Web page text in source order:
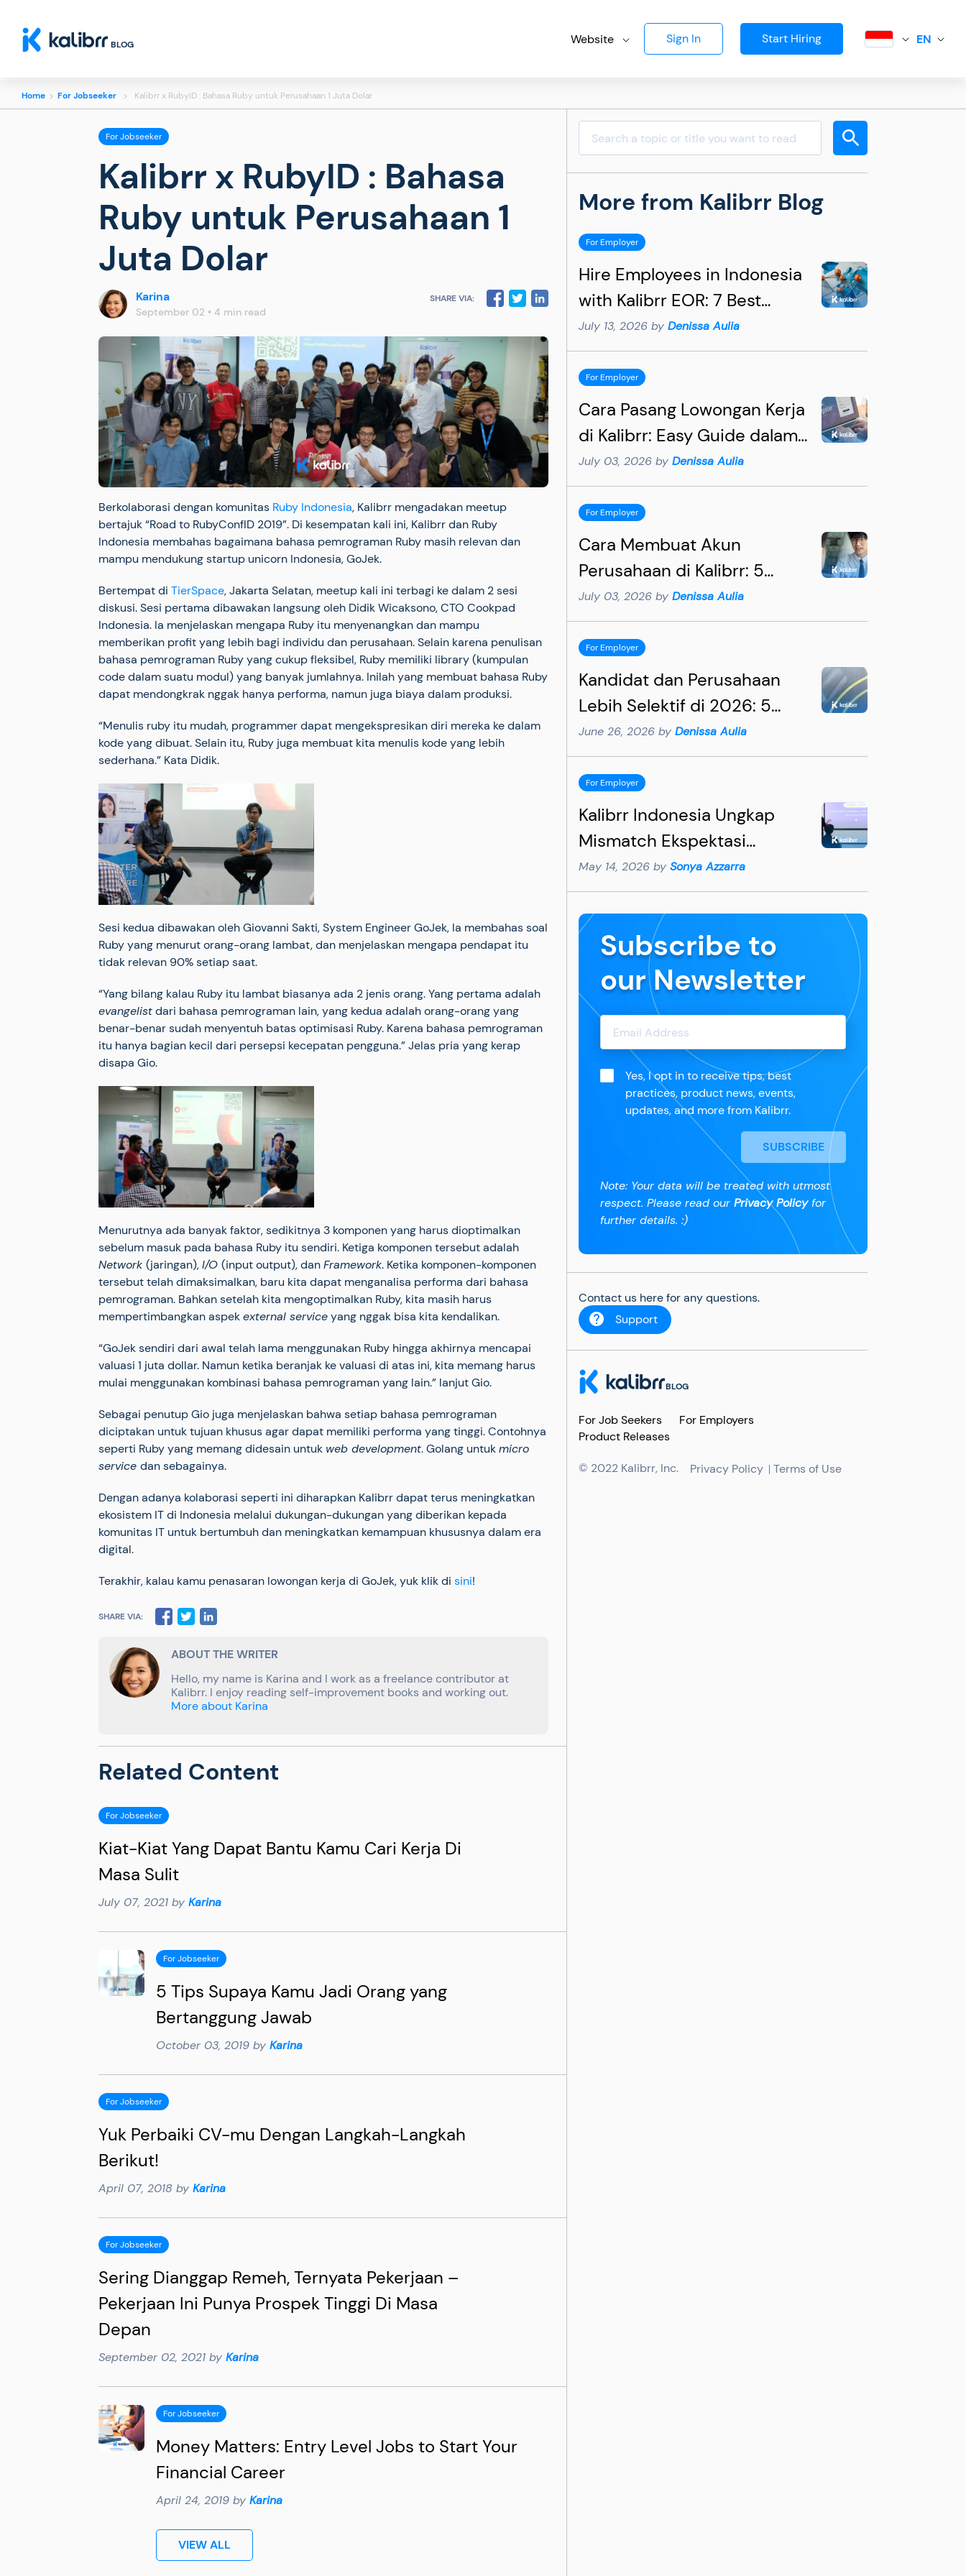
BLOG Website Sign In Start Hiring EN
Home > For Jobseeker > Kalibrr x RubyID : Bahasa Ruby untuk Perusahaan 1 Juta Dolar
For Jobseeker
Kalibrr x RubyID : Bahasa
Ruby untuk Perusahaan 1
Juta Dolar
Karina
September 02 • 4 min read
SHARE VIA:
Berkolaborasi dengan komunitas Ruby Indonesia, Kalibrr mengadakan meetup
bertajuk “Road to RubyConfID 2019”. Di kesempatan kali ini, Kalibrr dan Ruby
Indonesia membahas bagaimana bahasa pemrograman Ruby masih relevan dan
mampu mendukung startup unicorn Indonesia, GoJek.
Bertempat di TierSpace, Jakarta Selatan, meetup kali ini terbagi ke dalam 2 sesi
diskusi. Sesi pertama dibawakan langsung oleh Didik Wicaksono, CTO Cookpad
Indonesia. Ia menjelaskan mengapa Ruby itu menyenangkan dan mampu
memberikan profit yang lebih bagi individu dan perusahaan. Selain karena penulisan
bahasa pemrograman Ruby yang cukup fleksibel, Ruby memiliki library (kumpulan
code dalam suatu modul) yang banyak jumlahnya. Inilah yang membuat bahasa Ruby
dapat mendongkrak nggak hanya performa, namun juga biaya dalam produksi.
“Menulis ruby itu mudah, programmer dapat mengekspresikan diri mereka ke dalam
kode yang dibuat. Selain itu, Ruby juga membuat kita menulis kode yang lebih
sederhana.” Kata Didik.
Sesi kedua dibawakan oleh Giovanni Sakti, System Engineer GoJek, Ia membahas soal
Ruby yang menurut orang-orang lambat, dan menjelaskan mengapa pendapat itu
tidak relevan 90% setiap saat.
“Yang bilang kalau Ruby itu lambat biasanya ada 2 jenis orang. Yang pertama adalah
evangelistdari bahasa pemrograman lain, yang kedua adalah orang-orang yang
benar-benar sudah menyentuh batas optimisasi Ruby. Karena bahasa pemrograman
itu hanya bagian kecil dari persepsi kecepatan pengguna.” Jelas pria yang kerap
disapa Gio.
Menurutnya ada banyak faktor, sedikitnya 3 komponen yang harus dioptimalkan
sebelum masuk pada bahasa Ruby itu sendiri. Ketiga komponen tersebut adalah
Network (jaringan),I/O (input output), danFramework. Ketika komponen-komponen
tersebut telah dimaksimalkan, baru kita dapat menganalisa performa dari bahasa
pemrograman. Bahkan setelah kita mengoptimalkan Ruby, kita masih harus
mempertimbangkan aspekexternal serviceyang nggak bisa kita kendalikan.
“GoJek sendiri dari awal telah lama menggunakan Ruby hingga akhirnya mencapai
valuasi 1 juta dollar. Namun ketika beranjak ke valuasi di atas ini, kita memang harus
mulai menggunakan kombinasi bahasa pemrograman yang lain.” lanjut Gio.
Sebagai penutup Gio juga menjelaskan bahwa setiap bahasa pemrograman
diciptakan untuk tujuan khusus agar dapat memiliki performa yang tinggi. Contohnya
seperti Ruby yang memang didesain untuk web development. Golang untukmicro
service dan sebagainya.
Dengan adanya kolaborasi seperti ini diharapkan Kalibrr dapat terus meningkatkan
ekosistem IT di Indonesia melalui dukungan-dukungan yang diberikan kepada
komunitas IT untuk bertumbuh dan meningkatkan kemampuan khususnya dalam era
digital.
Terakhir, kalau kamu penasaran lowongan kerja di GoJek, yuk klik di sini!
SHARE VIA:
ABOUT THE WRITER
Hello, my name is Karina and I work as a freelance contributor at
Kalibrr. I enjoy reading self-improvement books and working out.
More about Karina
Related Content
For Jobseeker
Kiat-Kiat Yang Dapat Bantu Kamu Cari Kerja Di
Masa Sulit
July 07, 2021 by Karina
For Jobseeker
5 Tips Supaya Kamu Jadi Orang yang
Bertanggung Jawab
October 03, 2019 by Karina
For Jobseeker
Yuk Perbaiki CV-mu Dengan Langkah-Langkah
Berikut!
April 07, 2018 by Karina
For Jobseeker
Sering Dianggap Remeh, Ternyata Pekerjaan –
Pekerjaan Ini Punya Prospek Tinggi Di Masa
Depan
September 02, 2021 by Karina
For Jobseeker
Money Matters: Entry Level Jobs to Start Your
Financial Career
April 24, 2019 by Karina
VIEW ALL
More from Kalibrr Blog
For Employer
Hire Employees in Indonesia
with Kalibrr EOR: 7 Best
Practices for Hiring
Succesfully
July 13, 2026 by Denissa Aulia
For Employer
Cara Pasang Lowongan Kerja
di Kalibrr: Easy Guide dalam
6 Langkah
July 03, 2026 by Denissa Aulia
For Employer
Cara Membuat Akun
Perusahaan di Kalibrr: 5
Langkah agar Rekrutmen
Lebih Efektif
July 03, 2026 by Denissa Aulia
For Employer
Kandidat dan Perusahaan
Lebih Selektif di 2026: 5
Perubahan Penting yang
Wajib Dipahami HR
June 26, 2026 by Denissa Aulia
For Employer
Kalibrr Indonesia Ungkap
Mismatch Ekspektasi
Rekrutmen 2026: 62%
Rekruter Mengira Kandidat
Utamakan Gaji
May 14, 2026 by Sonya Azzarra
Subscribe to
our Newsletter
Yes, I opt in to receive tips, best
practices, product news, events,
updates, and more from Kalibrr.
SUBSCRIBE
Note: Your data will be treated with utmost
respect. Please read our Privacy Policyfor
further details. :)
Contact us here for any questions.
Support
BLOG
For Job Seekers
For Employers
Product Releases
© 2022 Kalibrr, Inc. Privacy Policy Terms of Use